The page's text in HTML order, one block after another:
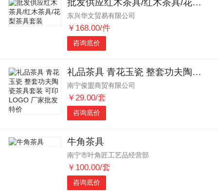
批发供应红木茶具/红木茶具/花梨茶具套装
东兴华文贸易有限公司
￥168.00/件
咨询底价
礼品茶具 青花玉瓷 整套功夫陶瓷茶具套装 可印LOGO 厂家批发特价
南宁俊盟商贸有限公司
￥29.00/套
咨询底价
牛角茶具
南宁市叶角匠工艺品经营部
￥100.00/套
咨询底价